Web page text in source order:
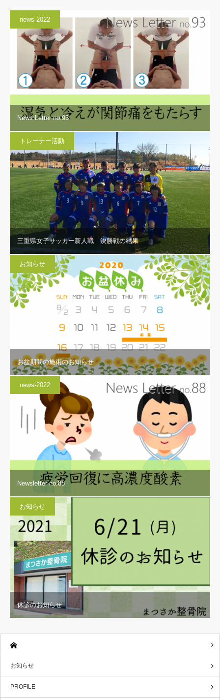
news-2022
News Letter no.93
トレーナー活動
三重県女子サッカー新人戦 決勝戦の結果
お知らせ
お盆期間の施術のお知らせ
news-2022
Newsletter no.88
お知らせ
休診のお知らせ
お知らせ
PROFILE